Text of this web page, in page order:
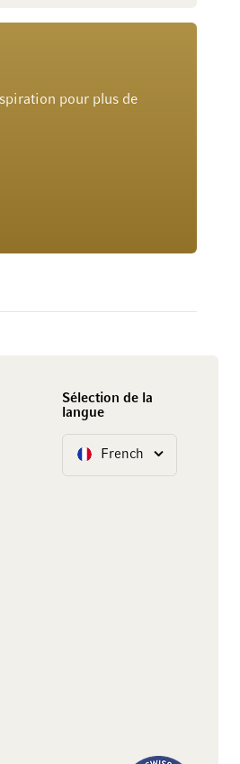
pour plus de
channel
Sélection de la
langue
LangueFrench